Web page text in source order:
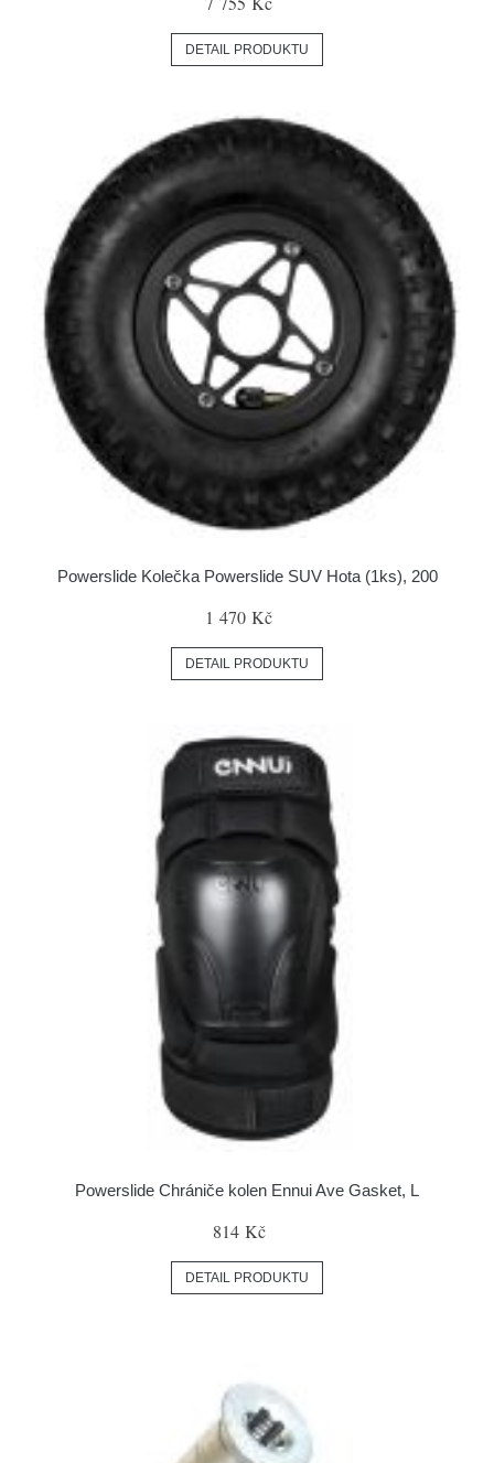
DETAIL PRODUKTU
Powerslide Kolečka Powerslide SUV Hota (1ks), 200
1 470 Kč
DETAIL PRODUKTU
Powerslide Chrániče kolen Ennui Ave Gasket, L
814 Kč
DETAIL PRODUKTU